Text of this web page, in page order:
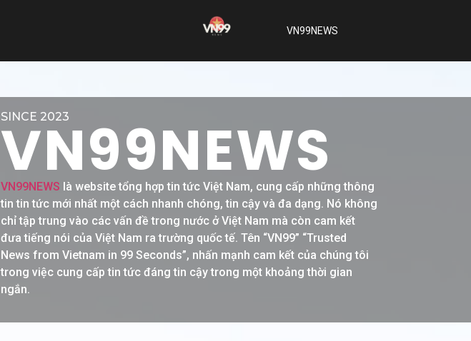
VN99NEWS
SINCE 2023
VN99NEWS
VN99NEWS là website tổng hợp tin tức Việt Nam, cung cấp những thông
tin tin tức mới nhất một cách nhanh chóng, tin cậy và đa dạng. Nó không
chỉ tập trung vào các vấn đề trong nước ở Việt Nam mà còn cam kết
đưa tiếng nói của Việt Nam ra trường quốc tế. Tên “VN99” “Trusted
News from Vietnam in 99 Seconds”, nhấn mạnh cam kết của chúng tôi
trong việc cung cấp tin tức đáng tin cậy trong một khoảng thời gian
ngắn.